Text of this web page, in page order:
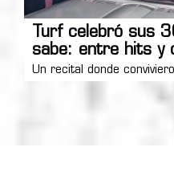
Turf celebró sus
sabe: entre hits y
Un recital donde